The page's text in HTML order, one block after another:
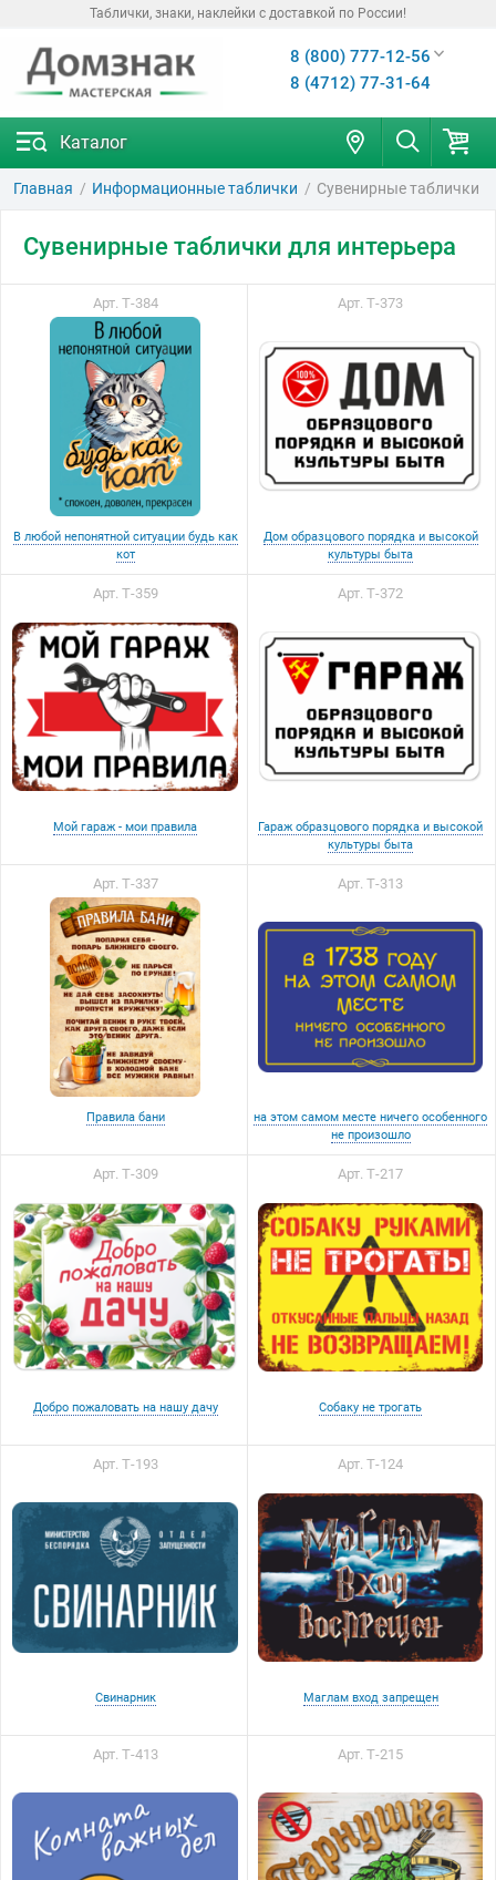
Таблички, знаки, наклейки с доставкой по России!
8 (800) 777-12-56
8 (4712) 77-31-64
Каталог
Главная Информационные таблички Сувенирные таблички
Сувенирные таблички для интерьера
Арт. Т-384
В любой непонятной ситуации будь как
кот
Арт. Т-373
Дом образцового порядка и высокой
культуры быта
Арт. Т-359
Мой гараж - мои правила
Арт. Т-372
Гараж образцового порядка и высокой
культуры быта
Арт. Т-337
Правила бани
Арт. Т-313
на этом самом месте ничего особенного
не произошло
Арт. Т-309
Добро пожаловать на нашу дачу
Арт. Т-217
Собаку не трогать
Арт. Т-193
Свинарник
Арт. Т-124
Маглам вход запрещен
Арт. Т-413 Арт. Т-215